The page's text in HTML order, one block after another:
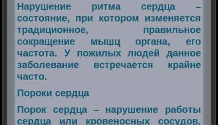
Нарушение ритма сердца –
состояние, при котором изменяется
традиционное, правильное
сокращение мышц органа, его
частота. У пожилых людей данное
заболевание встречается крайне
часто.
Пороки сердца
Порок сердца – нарушение работы
сердца или кровеносных сосудов,